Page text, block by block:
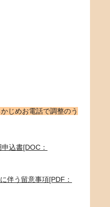
じめお電話で調整のう
込書[DOC：
伴う留意事項[PDF：